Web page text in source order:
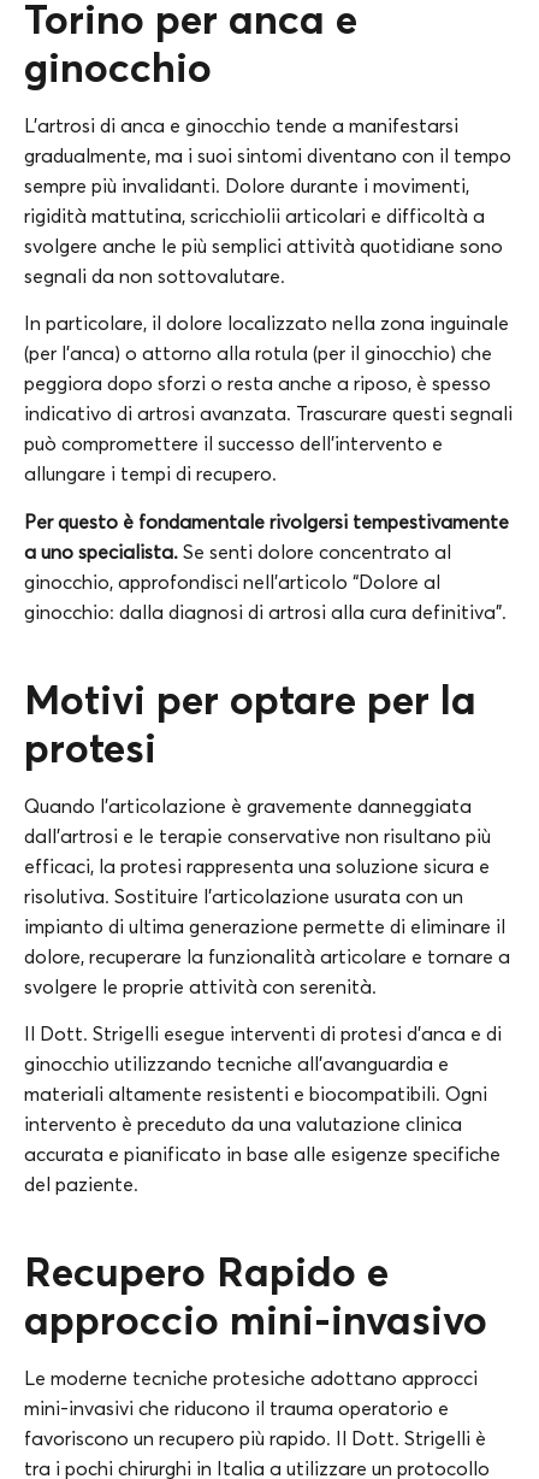
Torino per anca e
ginocchio
L’artrosi di anca e ginocchio tende a manifestarsi
gradualmente, ma i suoi sintomi diventano con il tempo
sempre più invalidanti. Dolore durante i movimenti,
rigidità mattutina, scricchiolii articolari e difficoltà a
svolgere anche le più semplici attività quotidiane sono
segnali da non sottovalutare.
In particolare, il dolore localizzato nella zona inguinale
(per l’anca) o attorno alla rotula (per il ginocchio) che
peggiora dopo sforzi o resta anche a riposo, è spesso
indicativo di artrosi avanzata. Trascurare questi segnali
può compromettere il successo dell’intervento e
allungare i tempi di recupero.
Per questo è fondamentale rivolgersi tempestivamente
a uno specialista. Se senti dolore concentrato al
ginocchio, approfondisci nell’articolo “Dolore al
ginocchio: dalla diagnosi di artrosi alla cura definitiva”.
Motivi per optare per la
protesi
Quando l’articolazione è gravemente danneggiata
dall’artrosi e le terapie conservative non risultano più
efficaci, la protesi rappresenta una soluzione sicura e
risolutiva. Sostituire l’articolazione usurata con un
impianto di ultima generazione permette di eliminare il
dolore, recuperare la funzionalità articolare e tornare a
svolgere le proprie attività con serenità.
Il Dott. Strigelli esegue interventi di protesi d’anca e di
ginocchio utilizzando tecniche all’avanguardia e
materiali altamente resistenti e biocompatibili. Ogni
intervento è preceduto da una valutazione clinica
accurata e pianificato in base alle esigenze specifiche
del paziente.
Recupero Rapido e
approccio mini-invasivo
Le moderne tecniche protesiche adottano approcci
mini-invasivi che riducono il trauma operatorio e
favoriscono un recupero più rapido. Il Dott. Strigelli è
tra i pochi chirurghi in Italia a utilizzare un protocollo